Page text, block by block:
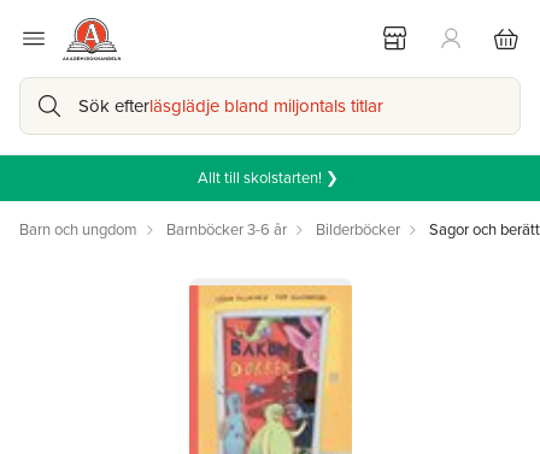
Sök efterläsglädje bland miljontals titlar
Allt till skolstarten! ❯
Barn och ungdom Barnböcker 3-6 år Bilderböcker Sagor och